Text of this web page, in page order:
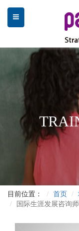
目前位置： 首页
国际生涯发展咨询